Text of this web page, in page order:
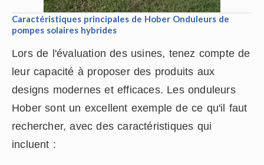
Caractéristiques principales de Hober Onduleurs de
pompes solaires hybrides
Lors de l'évaluation des usines, tenez compte de
leur capacité à proposer des produits aux
designs modernes et efficaces. Les onduleurs
Hober sont un excellent exemple de ce qu'il faut
rechercher, avec des caractéristiques qui
incluent :